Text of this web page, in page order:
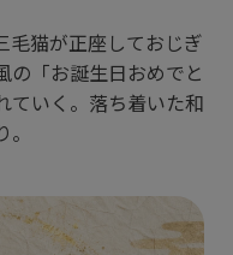
毛猫が正座しておじぎ
の「お誕生日おめでと
ていく。落ち着いた和